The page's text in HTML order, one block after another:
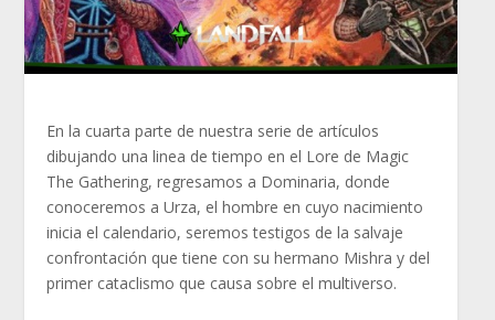
En la cuarta parte de nuestra serie de artículos
dibujando una linea de tiempo en el Lore de Magic
The Gathering, regresamos a Dominaria, donde
conoceremos a Urza, el hombre en cuyo nacimiento
inicia el calendario, seremos testigos de la salvaje
confrontación que tiene con su hermano Mishra y del
primer cataclismo que causa sobre el multiverso.